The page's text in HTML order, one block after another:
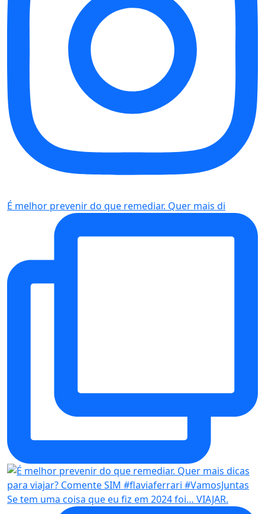
É melhor prevenir do que remediar. Quer mais di
Se tem uma coisa que eu fiz em 2024 foi… VIAJAR.